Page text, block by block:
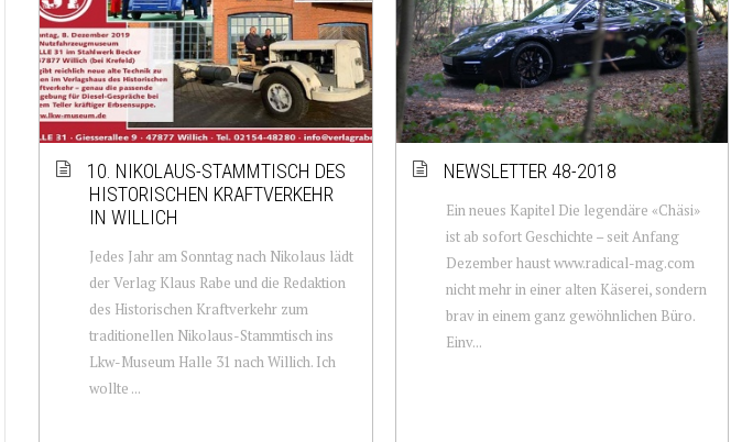
10. NIKOLAUS-STAMMTISCH DES
HISTORISCHEN KRAFTVERKEHR
IN WILLICH
Jedes Jahr am Sonntag nach Nikolaus lädt
der Verlag Klaus Rabe und die Redaktion
des Historischen Kraftverkehr zum
traditionellen Nikolaus-Stammtisch ins
Lkw-Museum Halle 31 nach Willich. Ich
wollte ...
NEWSLETTER 48-2018
Ein neues Kapitel Die legendäre «Chäsi»
ist ab sofort Geschichte – seit Anfang
Dezember haust www.radical-mag.com
nicht mehr in einer alten Käserei, sondern
brav in einem ganz gewöhnlichen Büro.
Einv...